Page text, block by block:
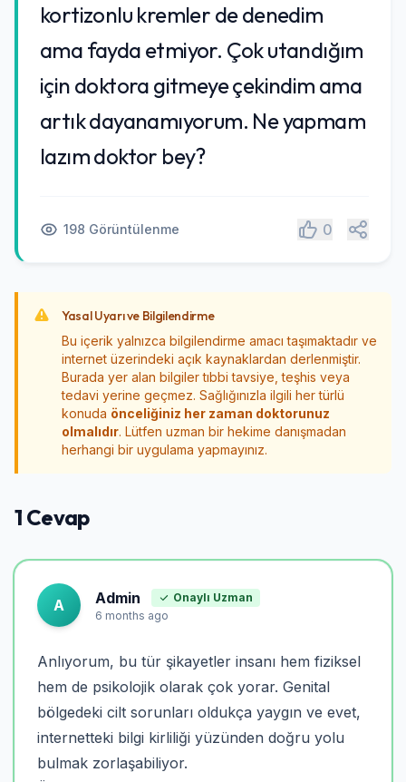
kortizonlu kremler de denedim
ama fayda etmiyor. Çok utandığım
için doktora gitmeye çekindim ama
artık dayanamıyorum. Ne yapmam
lazım doktor bey?
198 Görüntülenme 0 Paylaş
Yasal Uyarı ve Bilgilendirme
Bu içerik yalnızca bilgilendirme amacı taşımaktadır ve
internet üzerindeki açık kaynaklardan derlenmiştir.
Burada yer alan bilgiler tıbbi tavsiye, teşhis veya
tedavi yerine geçmez. Sağlığınızla ilgili her türlü
konuda önceliğiniz her zaman doktorunuz
olmalıdır. Lütfen uzman bir hekime danışmadan
herhangi bir uygulama yapmayınız.
1 Cevap
A Admin
Onaylı Uzman
6 months ago
Anlıyorum, bu tür şikayetler insanı hem fiziksel
hem de psikolojik olarak çok yorar. Genital
bölgedeki cilt sorunları oldukça yaygın ve evet,
internetteki bilgi kirliliği yüzünden doğru yolu
bulmak zorlaşabiliyor.